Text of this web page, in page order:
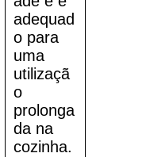
adequad
o para
uma
utilizaçã
o
prolonga
da na
cozinha.